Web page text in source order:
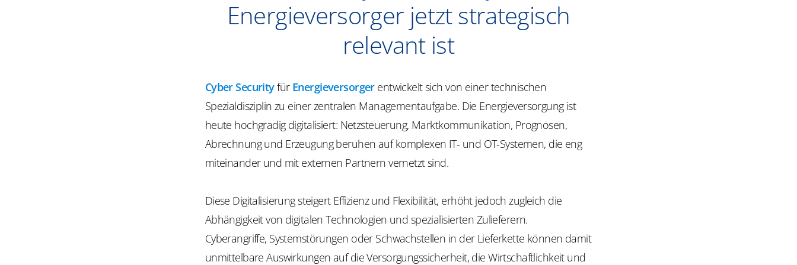
Energieversorger jetzt strategisch
relevant ist
Cyber Securityfür Energieversorgerentwickelt sich von einer technischen
Spezialdisziplin zu einer zentralen Managementaufgabe. Die Energieversorgung ist
heute hochgradig digitalisiert: Netzsteuerung, Marktkommunikation, Prognosen,
Abrechnung und Erzeugung beruhen auf komplexen IT- und OT-Systemen, die eng
miteinander und mit externen Partnern vernetzt sind.
Diese Digitalisierung steigert Effizienz und Flexibilität, erhöht jedoch zugleich die
Abhängigkeit von digitalen Technologien und spezialisierten Zulieferern.
Cyberangriffe, Systemstörungen oder Schwachstellen in der Lieferkette können damit
unmittelbare Auswirkungen auf die Versorgungssicherheit, die Wirtschaftlichkeit und